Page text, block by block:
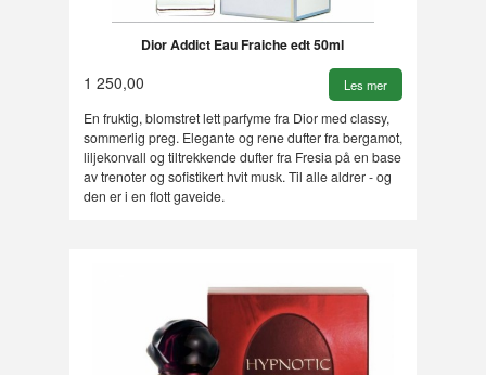
Dior Addict Eau Fraiche edt 50ml
1 250,00 Les mer
En fruktig, blomstret lett parfyme fra Dior med classy,
sommerlig preg. Elegante og rene dufter fra bergamot,
liljekonvall og tiltrekkende dufter fra Fresia på en base
av trenoter og sofistikert hvit musk. Til alle aldrer - og
den er i en flott gaveide.